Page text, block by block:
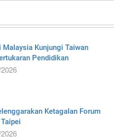
Malaysia Kunjungi Taiwan
Pendidikan
Ketagalan Forum